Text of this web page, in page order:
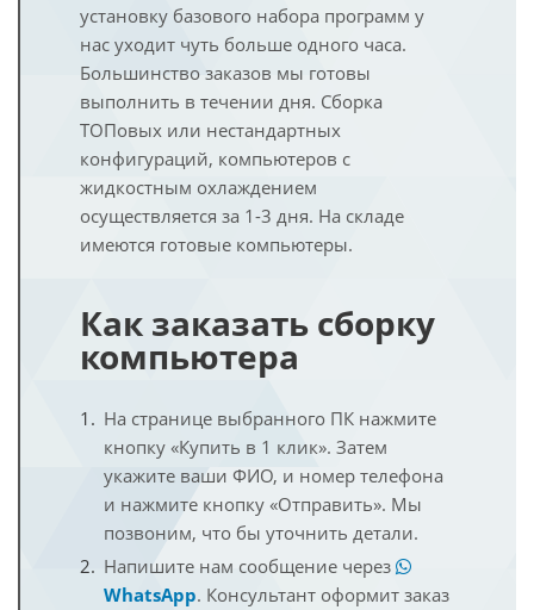
установку базового набора программ у
нас уходит чуть больше одного часа.
Большинство заказов мы готовы
выполнить в течении дня. Сборка
ТОПовых или нестандартных
конфигураций, компьютеров с
жидкостным охлаждением
осуществляется за 1-3 дня. На складе
имеются готовые компьютеры.
Как заказать сборку
компьютера
На странице выбранного ПК нажмите
кнопку «Купить в 1 клик». Затем
укажите ваши ФИО, и номер телефона
и нажмите кнопку «Отправить». Мы
позвоним, что бы уточнить детали.
Напишите нам сообщение через
WhatsApp. Консультант оформит заказ